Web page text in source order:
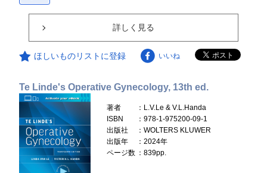
詳しく見る
ほしいものリストに登録 いいね
Te Linde's Operative Gynecology, 13th ed.
著者
：L.V.Le & V.L.Handa
ISBN
：978-1-975200-09-1
出版社
：WOLTERS KLUWER
出版年
：2024年
ページ数 ：839pp.